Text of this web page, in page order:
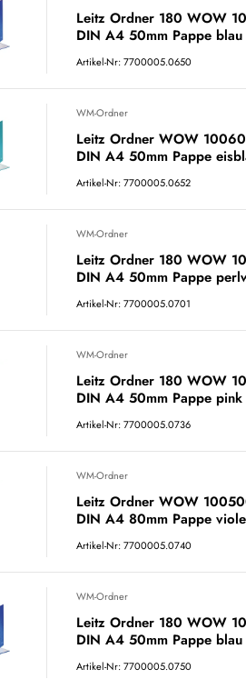
Leitz Ordner 180 WOW
DIN A4 50mm Pappe blau
Artikel-Nr: 7700005.0650
WM-Ordner
Leitz Ordner WOW
DIN A4 50mm Pappe
Artikel-Nr: 7700005.0652
WM-Ordner
Leitz Ordner 180 WOW
DIN A4 50mm Pappe
Artikel-Nr: 7700005.0701
WM-Ordner
Leitz Ordner 180 WOW
DIN A4 50mm Pappe pink
Artikel-Nr: 7700005.0736
WM-Ordner
Leitz Ordner WOW
DIN A4 80mm Pappe
Artikel-Nr: 7700005.0740
WM-Ordner
Leitz Ordner 180 WOW
DIN A4 50mm Pappe blau
Artikel-Nr: 7700005.0750